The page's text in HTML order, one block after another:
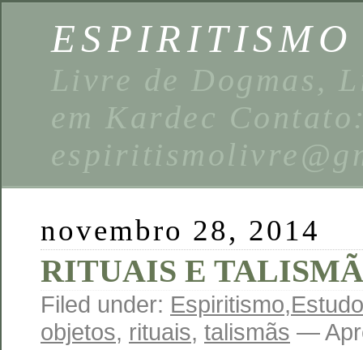
Livre de Dogmas,
em Kardec
novembro 28, 2014
RITUAIS E
Filed under: Espiritismo,
objetos, rituais, talismãs —